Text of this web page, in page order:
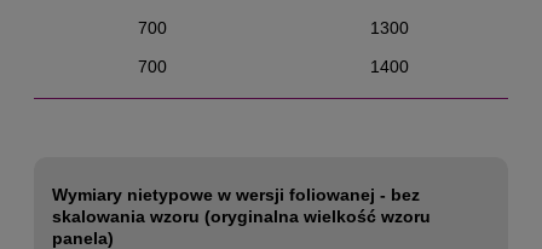
700
1300
700
1400
Wymiary nietypowe w wersji foliowanej - bez
skalowania wzoru (oryginalna wielkość wzoru
panela)